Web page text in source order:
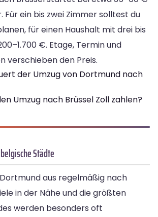
Für ein bis zwei Zimmer solltest du
für einen Haushalt mit drei bis
€. Etage, Termin und
verschieben den Preis.
der Umzug von Dortmund nach
Umzug nach Brüssel Zoll zahlen?
Städte
aus regelmäßig nach
in der Nähe und die größten
werden besonders oft